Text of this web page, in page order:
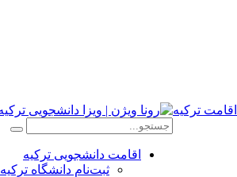
اقامت دانشجویی ترکیه
ثبت‌نام دانشگاه ترکیه